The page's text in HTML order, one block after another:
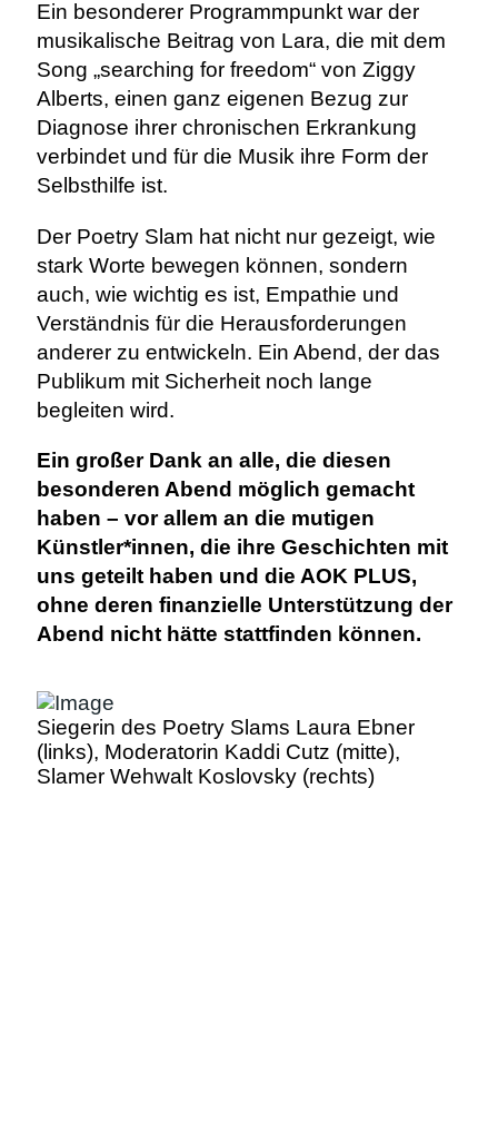
Ein besonderer Programmpunkt war der
musikalische Beitrag von Lara, die mit dem
Song „searching for freedom“ von Ziggy
Alberts, einen ganz eigenen Bezug zur
Diagnose ihrer chronischen Erkrankung
verbindet und für die Musik ihre Form der
Selbsthilfe ist.
Der Poetry Slam hat nicht nur gezeigt, wie
stark Worte bewegen können, sondern
auch, wie wichtig es ist, Empathie und
Verständnis für die Herausforderungen
anderer zu entwickeln. Ein Abend, der das
Publikum mit Sicherheit noch lange
begleiten wird.
Ein großer Dank an alle, die diesen
besonderen Abend möglich gemacht
haben – vor allem an die mutigen
Künstler*innen, die ihre Geschichten mit
uns geteilt haben und die AOK PLUS,
ohne deren finanzielle Unterstützung der
Abend nicht hätte stattfinden können.
Siegerin des Poetry Slams Laura Ebner
(links), Moderatorin Kaddi Cutz (mitte),
Slamer Wehwalt Koslovsky (rechts)